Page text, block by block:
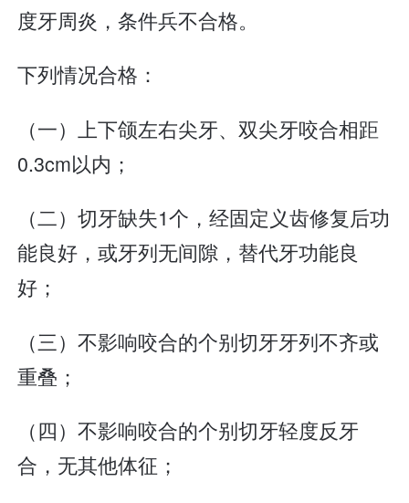
度牙周炎，条件兵不合格。
下列情况合格：
（一）上下颌左右尖牙、双尖牙咬合相距
0.3cm以内；
（二）切牙缺失1个，经固定义齿修复后功
能良好，或牙列无间隙，替代牙功能良
好；
（三）不影响咬合的个别切牙牙列不齐或
重叠；
（四）不影响咬合的个别切牙轻度反牙
合，无其他体征；